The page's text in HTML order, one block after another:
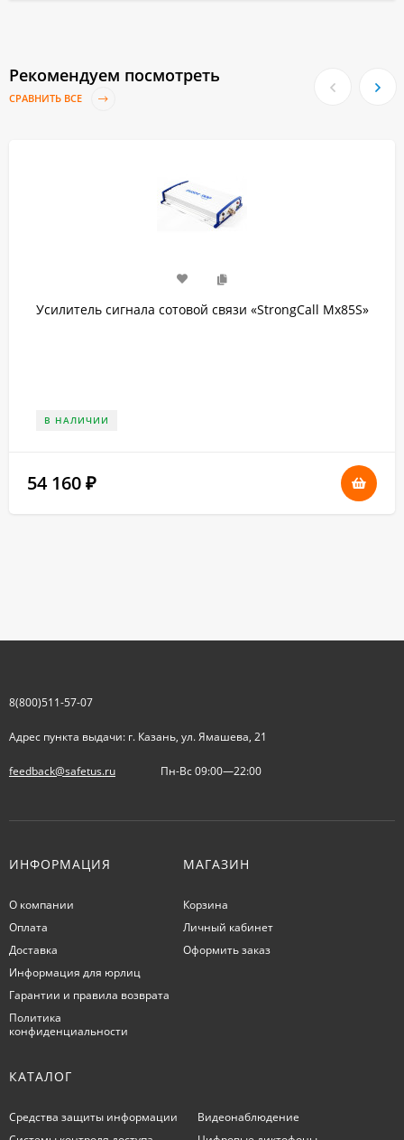
Рекомендуем посмотреть
СРАВНИТЬ ВСЕ
Усилитель сигнала сотовой связи «StrongCall Мх85S»
В НАЛИЧИИ
54 160 ₽
8(800)511-57-07
Адрес пункта выдачи: г. Казань, ул. Ямашева, 21
feedback@safetus.ru Пн-Вс 09:00—22:00
ИНФОРМАЦИЯ
О компании
Оплата
Доставка
Информация для юрлиц
Гарантии и правила возврата
Политика
конфиденциальности
МАГАЗИН
Корзина
Личный кабинет
Оформить заказ
КАТАЛОГ
Средства защиты информации
Видеонаблюдение